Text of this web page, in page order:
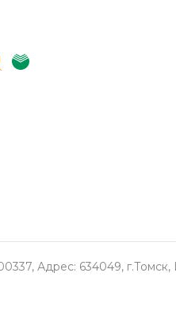
Адрес: 634049, г.Томск,